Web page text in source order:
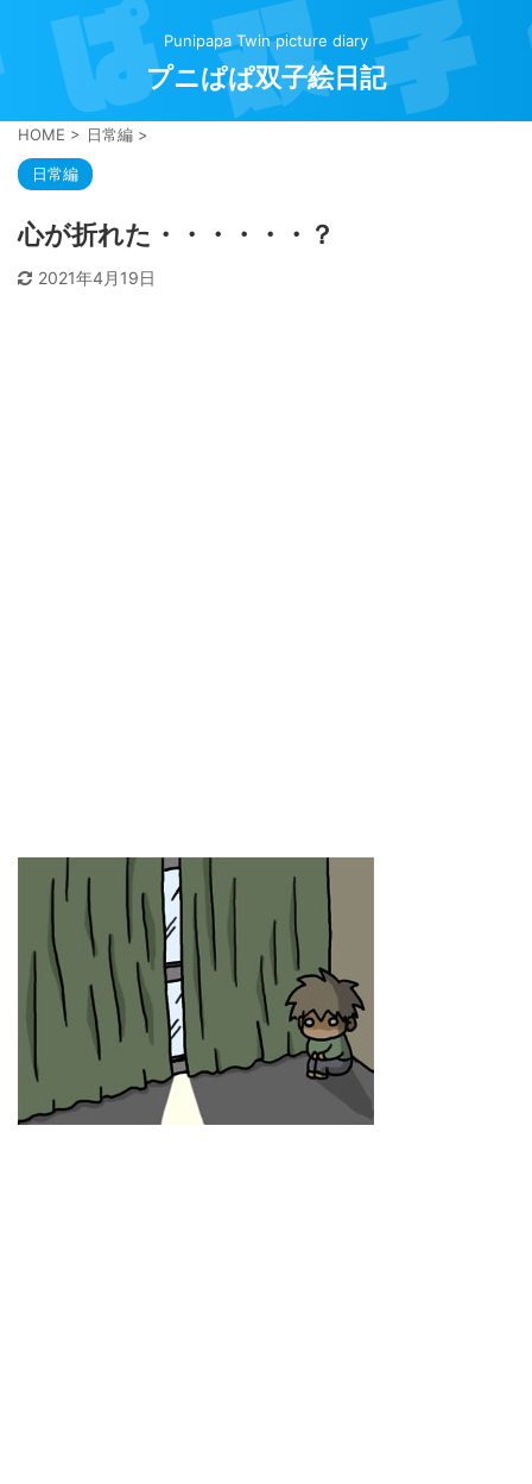
Punipapa Twin picture diary
プニぱぱ双子絵日記
HOME > 日常編 >
日常編
心が折れた・・・・・・？
2021年4月19日